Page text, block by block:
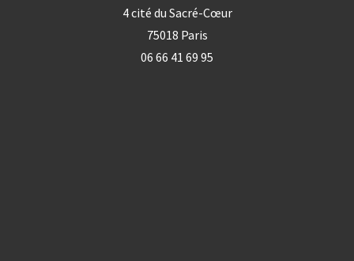
4 cité du Sacré-Cœur
75018 Paris
06 66 41 69 95